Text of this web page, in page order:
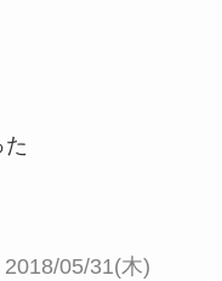
2018/05/31(木)